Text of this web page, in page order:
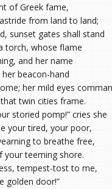
of Greek fame,
from land to land;
sunset gates shall stand
torch, whose flame
and her name
beacon-hand
her mild eyes
twin cities frame.
storied pomp!” cries she
your tired, your poor,
to breathe free,
your teeming shore.
tempest-tost to me,
golden door!”